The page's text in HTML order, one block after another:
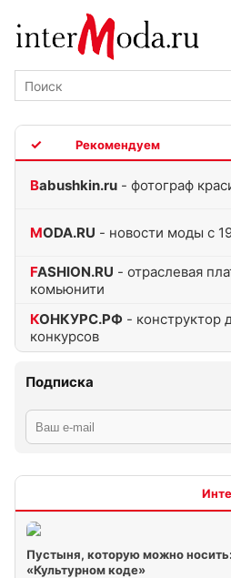
Babushkin.ru - фотограф
MODA.RU - новости моды с
FASHION.RU - отраслевая
комьюнити
КОНКУРС.РФ - конструктор
конкурсов
Подписка
Пустыня, которую можно
«Культурном коде»